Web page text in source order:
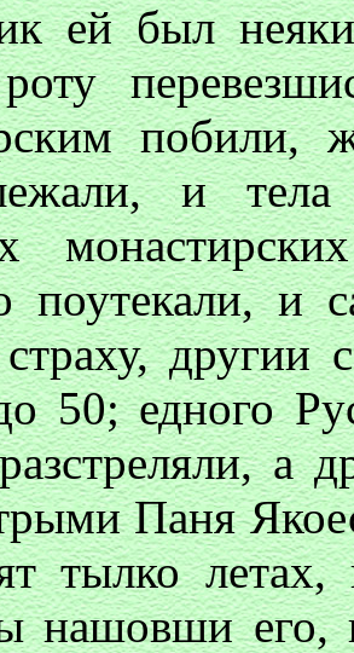
ей был
побили,
и
поутекали, и
50; едного
а
Паня
тылко
нашовши его,